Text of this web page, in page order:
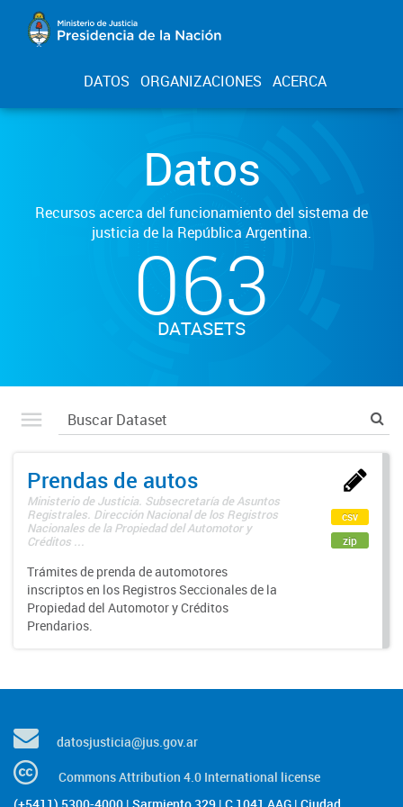
DATOS ORGANIZACIONES ACERCA
Datos
Recursos acerca del funcionamiento del sistema de
justicia de la República Argentina.
063
DATASETS
Prendas de autos
Ministerio de Justicia. Subsecretaría de Asuntos
Registrales. Dirección Nacional de los Registros
Nacionales de la Propiedad del Automotor y
Créditos ...
Trámites de prenda de automotores
inscriptos en los Registros Seccionales de la
Propiedad del Automotor y Créditos
Prendarios.
csv
zip
datosjusticia@jus.gov.ar
Commons Attribution 4.0 International license